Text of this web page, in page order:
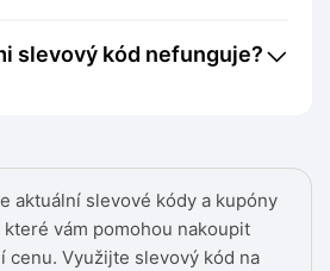
aktuální slevové kódy a kupóny
vám pomohou nakoupit
cenu. Využijte slevový kód na
slevový kód nefunguje?